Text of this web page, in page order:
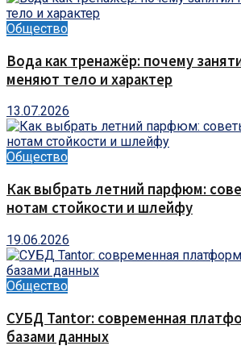
Общество
Вода как тренажёр: почему
меняют тело и характер
13.07.2026
Общество
Как выбрать летний парфюм:
нотам стойкости и шлейфу
19.06.2026
Общество
СУБД Tantor: современная
базами данных